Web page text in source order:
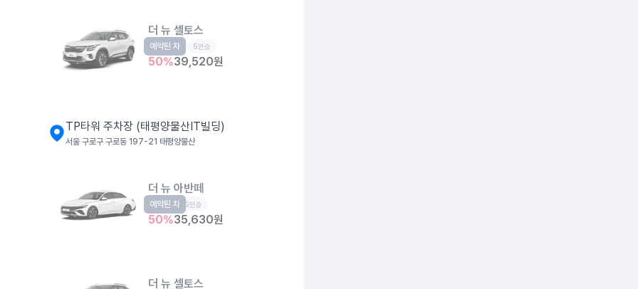
더 뉴 셀토스
소형SUV 5인승
50%39,520원
예약된 차
TP타워 주차장 (태평양물산IT빌딩)
서울 구로구 구로동 197-21 태평양물산
더 뉴 아반떼
준중형 5인승
50%35,630원
예약된 차
더 뉴 셀토스